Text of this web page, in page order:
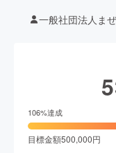
一般社団法人ま
106%達成
目標金額500,000円